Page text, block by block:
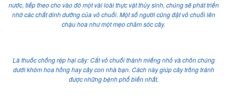
nước, tiếp theo cho vào đó một vài loài thực vật thủy sinh, chúng sẽ phát triển
nhờ các chất dinh dưỡng của vỏ chuối. Một số người cũng đặt vỏ chuối lên
chậu hoa như một mẹo chăm sóc cây.
Là thuốc chống rệp hại cây: Cắt vỏ chuối thành miếng nhỏ và chôn chúng
dưới khóm hoa hồng hay cây con nhà bạn. Cách này giúp cây trồng tránh
được những bệnh phổ biến nhất.